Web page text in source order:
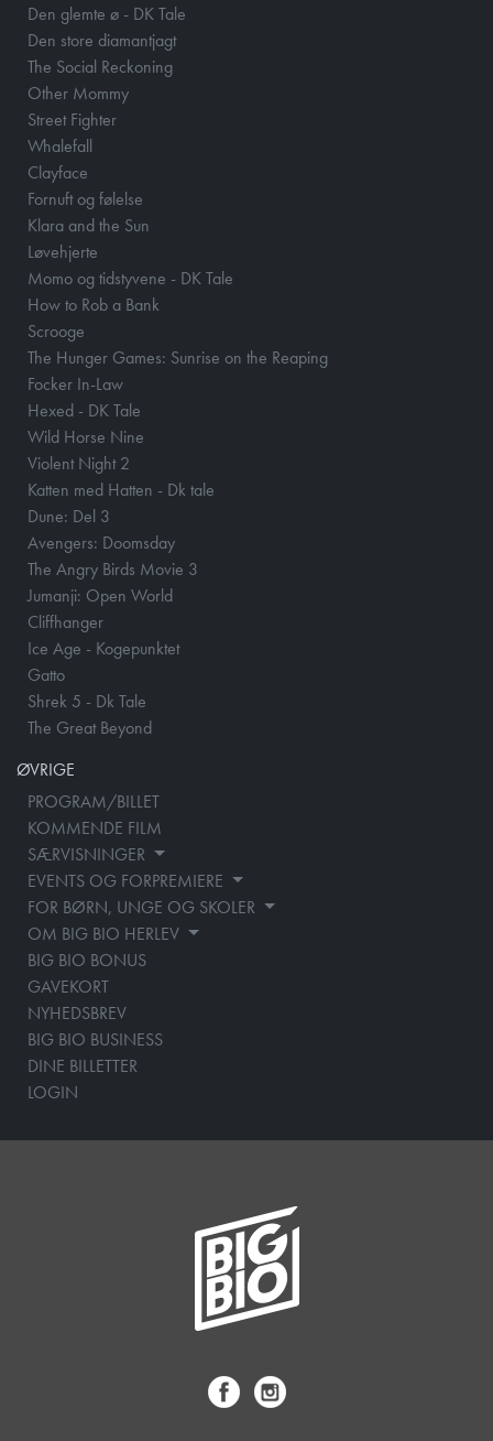
Den glemte ø - DK Tale
Den store diamantjagt
The Social Reckoning
Other Mommy
Street Fighter
Whalefall
Clayface
Fornuft og følelse
Klara and the Sun
Løvehjerte
Momo og tidstyvene - DK Tale
How to Rob a Bank
Scrooge
The Hunger Games: Sunrise on the Reaping
Focker In-Law
Hexed - DK Tale
Wild Horse Nine
Violent Night 2
Katten med Hatten - Dk tale
Dune: Del 3
Avengers: Doomsday
The Angry Birds Movie 3
Jumanji: Open World
Cliffhanger
Ice Age - Kogepunktet
Gatto
Shrek 5 - Dk Tale
The Great Beyond
ØVRIGE
PROGRAM/BILLET
KOMMENDE FILM
SÆRVISNINGER
EVENTS OG FORPREMIERE
FOR BØRN, UNGE OG SKOLER
OM BIG BIO HERLEV
BIG BIO BONUS
GAVEKORT
NYHEDSBREV
BIG BIO BUSINESS
DINE BILLETTER
LOGIN